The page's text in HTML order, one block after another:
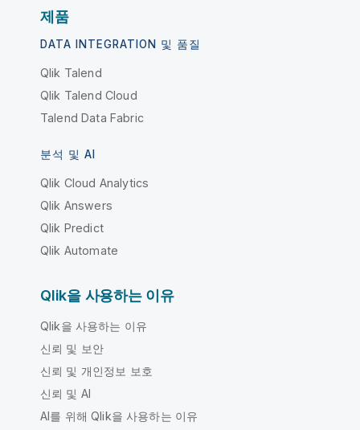
제품
DATA INTEGRATION 및 품질
Qlik Talend
Qlik Talend Cloud
Talend Data Fabric
분석 및 AI
Qlik Cloud Analytics
Qlik Answers
Qlik Predict
Qlik Automate
Qlik을 사용하는 이유
Qlik을 사용하는 이유
신뢰 및 보안
신뢰 및 개인정보 보호
신뢰 및 AI
AI를 위해 Qlik을 사용하는 이유